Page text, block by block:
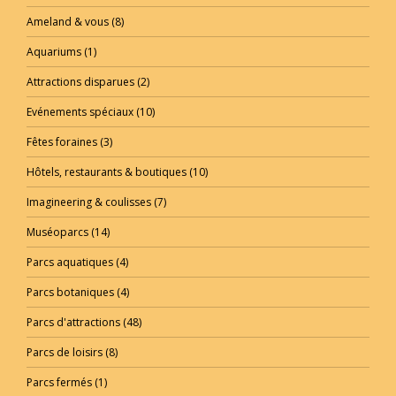
Ameland & vous (8)
Aquariums (1)
Attractions disparues (2)
Evénements spéciaux (10)
Fêtes foraines (3)
Hôtels, restaurants & boutiques (10)
Imagineering & coulisses (7)
Muséoparcs (14)
Parcs aquatiques (4)
Parcs botaniques (4)
Parcs d'attractions (48)
Parcs de loisirs (8)
Parcs fermés (1)